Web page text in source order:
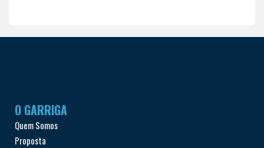
O GARRIGA
Quem Somos
Proposta